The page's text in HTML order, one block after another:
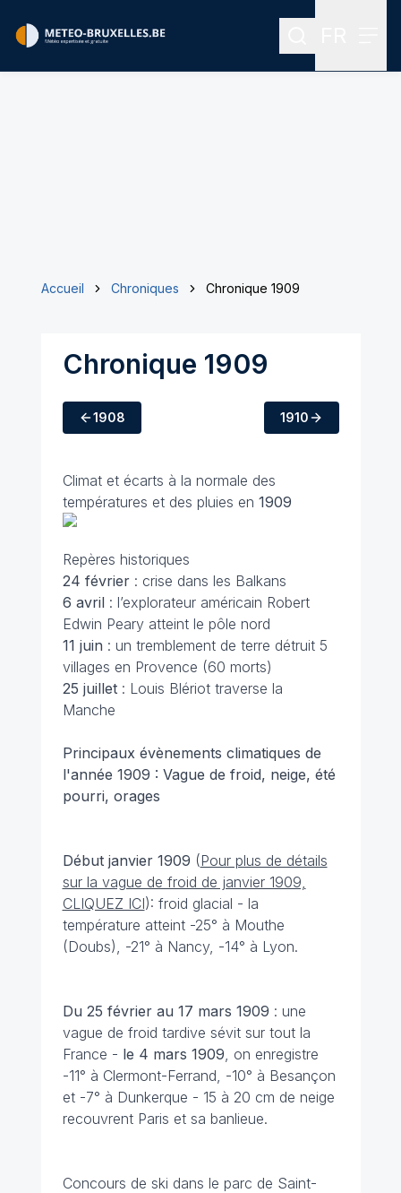
Rechercher
Accueil Chroniques Chronique 1909
Chronique 1909
1908 1910
Climat et écarts à la normale des
températures et des pluies en 1909
Repères historiques
24 février : crise dans les Balkans
6 avril: l’explorateur américain Robert
Edwin Peary atteint le pôle nord
11 juin : un tremblement de terre détruit 5
villages en Provence (60 morts)
25 juillet: Louis Blériot traverse la
Manche
Principaux évènements climatiques de
l'année 1909 : Vague de froid, neige, été
pourri, orages
Début janvier 1909 (Pour plus de détails
sur la vague de froid de janvier 1909,
CLIQUEZ ICI): froid glacial - la
température atteint -25° à Mouthe
(Doubs), -21° à Nancy, -14° à Lyon.
Du 25 février au 17 mars 1909 : une
vague de froid tardive sévit sur tout la
France - le 4 mars 1909, on enregistre
-11° à Clermont-Ferrand, -10° à Besançon
et -7° à Dunkerque - 15 à 20 cm de neige
recouvrent Paris et sa banlieue.
Concours de ski dans le parc de Saint-